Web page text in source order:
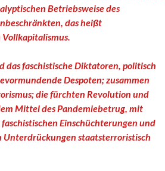
Betriebsweise des
das heißt
das faschistische Diktatoren, politisch
Despoten; zusammen
die fürchten Revolution und
Mittel des Pandemiebetrug, mit
Einschüchterungen und
Unterdrückungen staatsterroristisch